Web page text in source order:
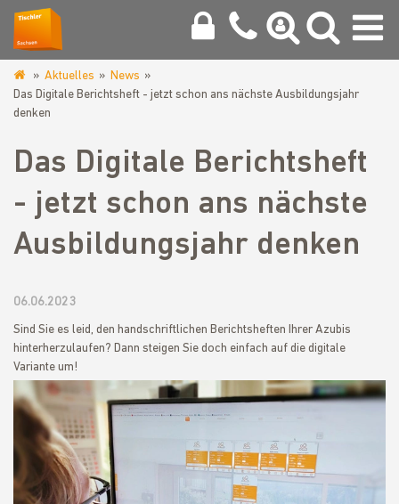
www.tischlerinnung-
meissen.de
Aktuelles
News
Das Digitale Berichtsheft - jetzt schon ans nächste Ausbildungsjahr
denken
Das Digitale Berichtsheft
- jetzt schon ans nächste
Ausbildungsjahr denken
06.06.2023
Sind Sie es leid, den handschriftlichen Berichtsheften Ihrer Azubis
hinterherzulaufen? Dann steigen Sie doch einfach auf die digitale
Variante um!